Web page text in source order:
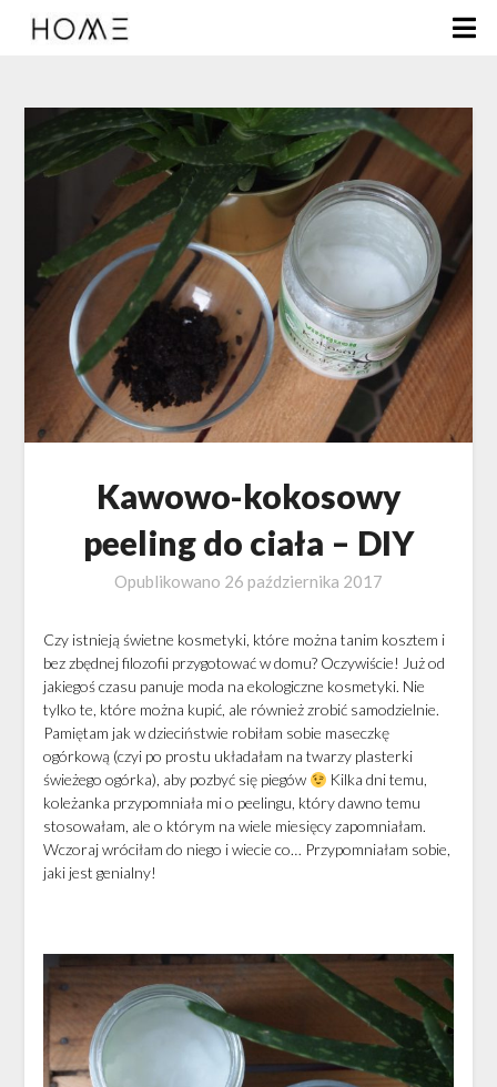
Kawowo-kokosowy
peeling do ciała – DIY
Opublikowano 26 października 2017
Czy istnieją świetne kosmetyki, które można tanim kosztem i
bez zbędnej filozofii przygotować w domu? Oczywiście! Już od
jakiegoś czasu panuje moda na ekologiczne kosmetyki. Nie
tylko te, które można kupić, ale również zrobić samodzielnie.
Pamiętam jak w dzieciństwie robiłam sobie maseczkę
ogórkową (czyi po prostu układałam na twarzy plasterki
świeżego ogórka), aby pozbyć się piegów
Kilka dni temu,
koleżanka przypomniała mi o peelingu, który dawno temu
stosowałam, ale o którym na wiele miesięcy zapomniałam.
Wczoraj wróciłam do niego i wiecie co… Przypomniałam sobie,
jaki jest genialny!